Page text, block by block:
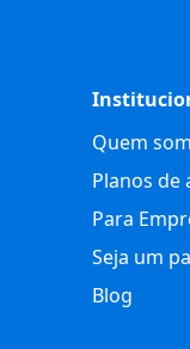
Quem
Planos de
Para
Seja um
Blog